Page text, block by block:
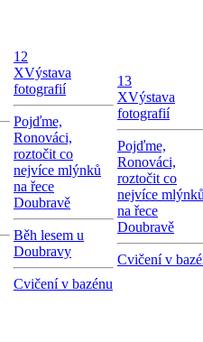
12
XVýstava
fotografií
Pojďme,
Ronováci,
roztočit co
nejvíce mlýnků
na řece
Doubravě
Běh lesem u
Doubravy
Cvičení v bazénu
13
XVýstava
fotografií
Pojďme,
Ronováci,
roztočit co
nejvíce
na řece
Doubravě
Cvičení v